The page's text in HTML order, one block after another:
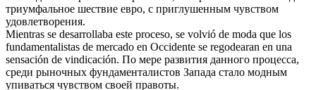
триумфальное шествие евро, с приглушенным чувством
удовлетворения.
Mientras se desarrollaba este proceso, se volvió de moda que los
fundamentalistas de mercado en Occidente se regodearan en una
sensación de vindicación. По мере развития данного процесса,
среди рыночных фундаменталистов Запада стало модным
упиваться чувством своей правоты.